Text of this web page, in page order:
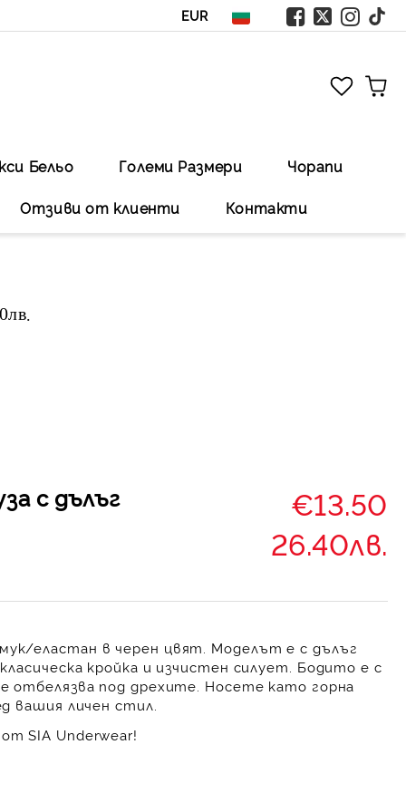
EUR
Бельо Големи Размери Чорапи
Отзиви от клиенти Контакти
.Безплатна доставка със
с дълъг
€13.50
26.40лв.
еластан в черен цвят. Моделът е с дълъг
кройка и изчистен силует. Бодито е с
отбелязва под дрехите. Носете като горна
вашия личен стил.
SIA Underwear!